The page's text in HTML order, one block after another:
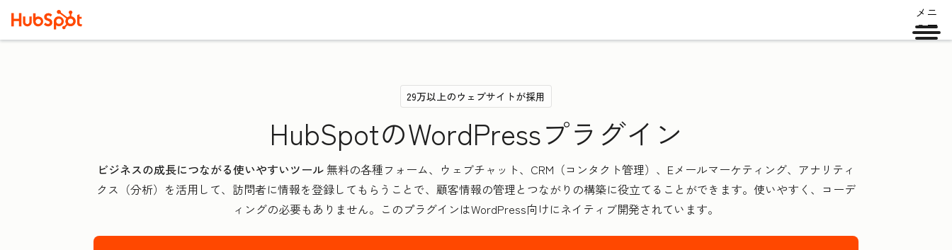
メニ
ュー
29万以上のウェブサイトが採用
HubSpotのWordPressプラグイン
ビジネスの成長につながる使いやすいツール無料の各種フォーム、ウェブチャット、CRM（コンタクト管理）、Eメールマーケティング、アナリティ
クス（分析）を活用して、訪問者に情報を登録してもらうことで、顧客情報の管理とつながりの構築に役立てることができます。使いやすく、コーデ
ィングの必要もありません。このプラグインはWordPress向けにネイティブ開発されています。